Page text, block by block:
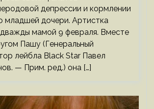
депрессии и кормлении
младшей дочери. Артистка
мамой 9 февраля. Вместе
Пашу (Генеральный
лейбла Black Star Павел
— Прим. ред.) она […]